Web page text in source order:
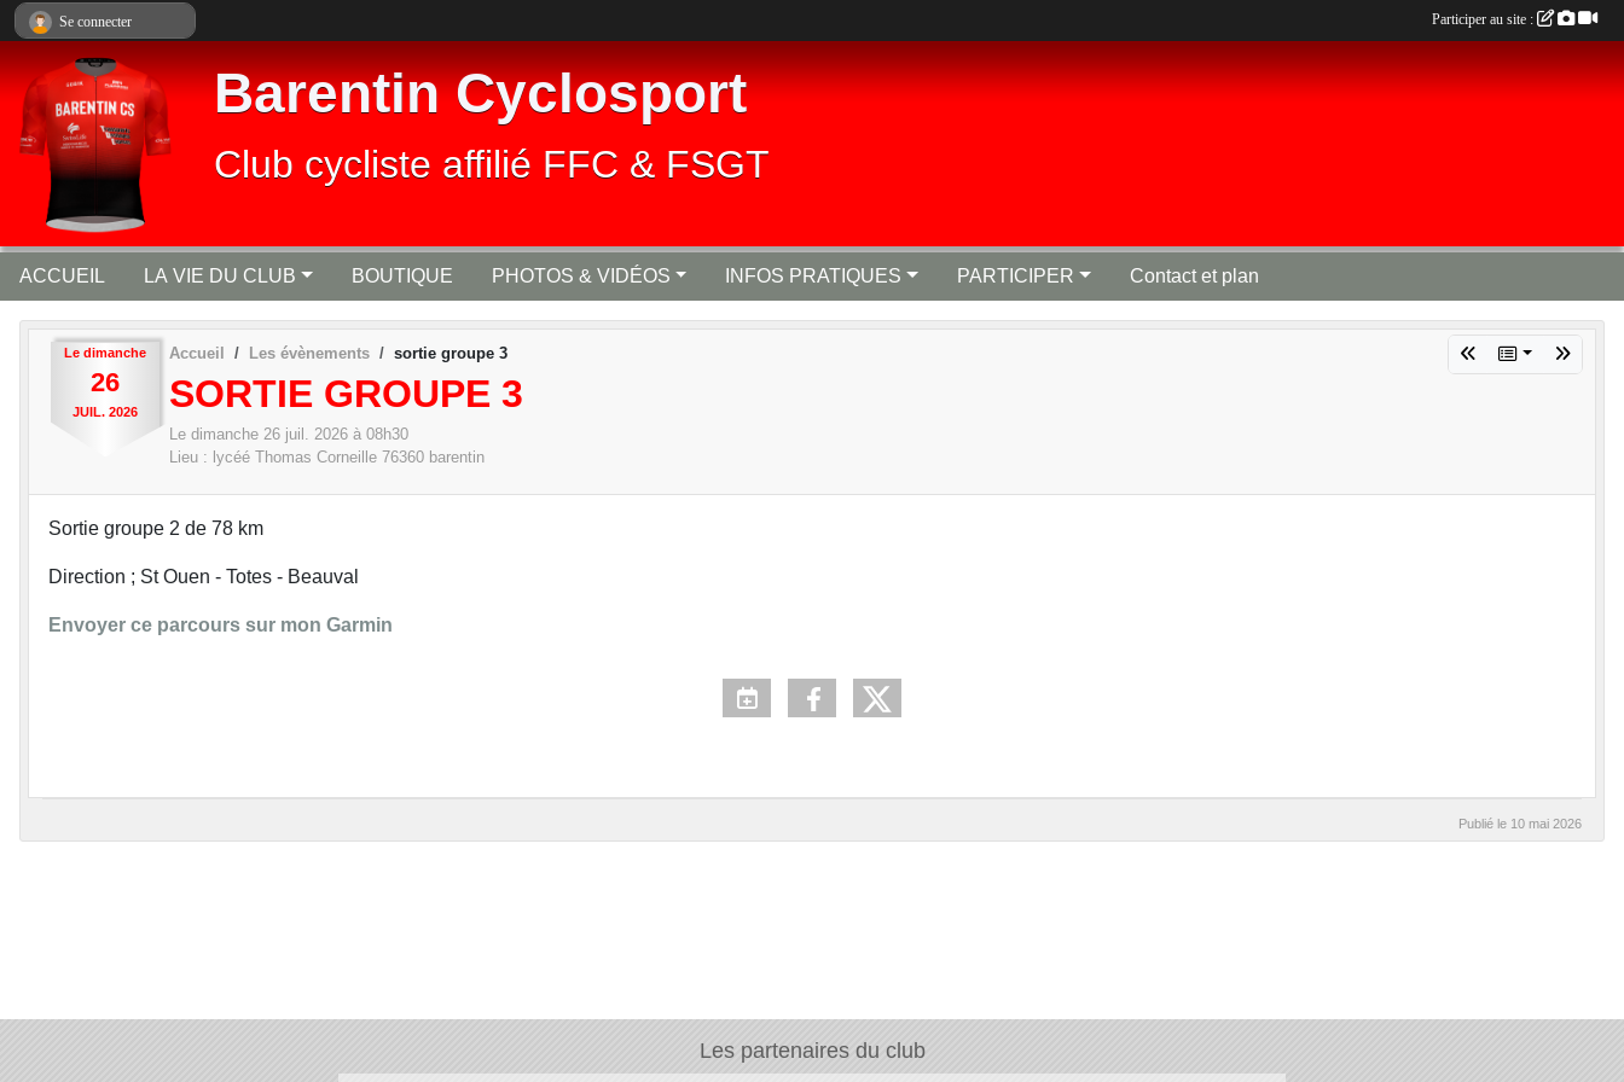
Barentin Cyclosport
Club cycliste affilié FFC & FSGT
ACCUEIL LA VIE DU CLUB BOUTIQUE PHOTOS & VIDÉOS INFOS PRATIQUES PARTICIPER Contact et plan
Le dimanche
26
JUIL. 2026
Accueil Les évènements sortie groupe 3
SORTIE GROUPE 3
Le dimanche 26 juil. 2026 à 08h30
Lieu : lycéé Thomas Corneille 76360 barentin
Sortie groupe 2 de 78 km
Direction ; St Ouen - Totes - Beauval
Envoyer ce parcours sur mon Garmin
Publié le 10 mai 2026
Les partenaires du club
Se connecter Participer au site :
Panneau de gestion des cookies